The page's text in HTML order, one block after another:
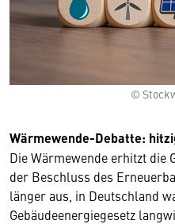
©
Wärmewende-Debatte:
Die Wärmewende erhitzt die
der Beschluss des
länger aus, in Deutschland
Gebäudeenergiegesetz